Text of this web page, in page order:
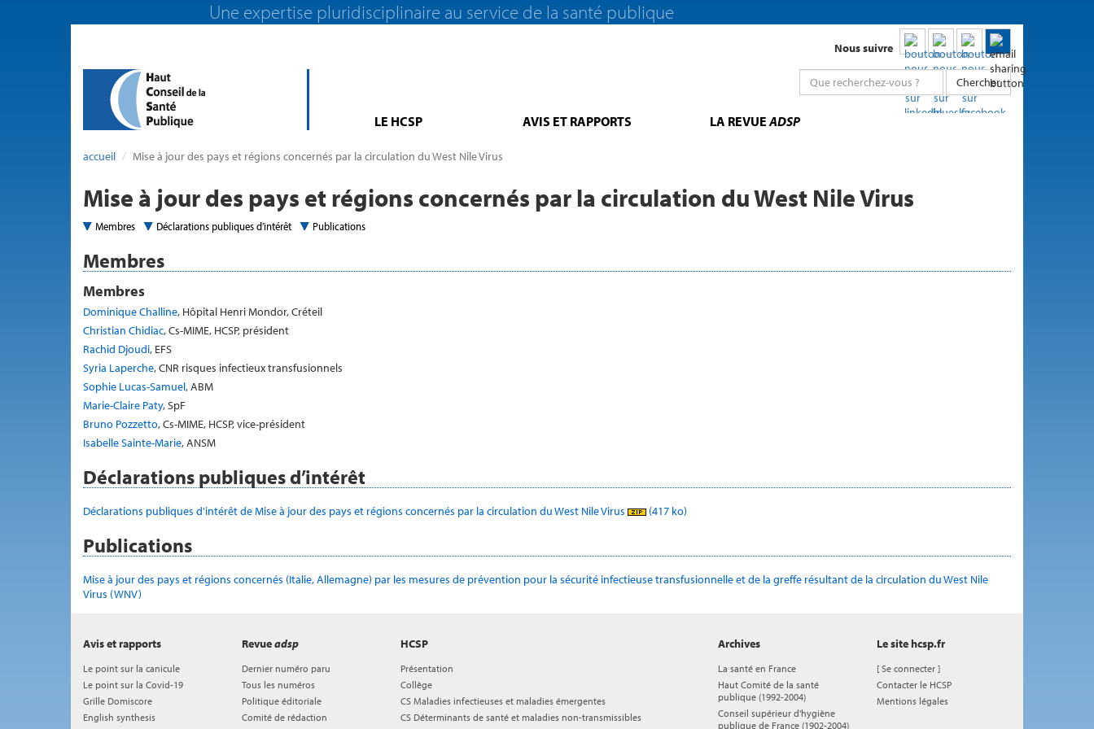
Une expertise pluridisciplinaire au service de la santé publique
Nous suivre
Chercher
LE HCSP AVIS ET RAPPORTS LA REVUEADSP
accueil Mise à jour des pays et régions concernés par la circulation du West Nile Virus
Mise à jour des pays et régions concernés par la circulation du West Nile Virus
Membres Déclarations publiques d’intérêt Publications
Membres
Membres
Dominique Challine, Hôpital Henri Mondor, Créteil
Christian Chidiac, Cs-MIME, HCSP, président
Rachid Djoudi, EFS
Syria Laperche, CNR risques infectieux transfusionnels
Sophie Lucas-Samuel, ABM
Marie-Claire Paty, SpF
Bruno Pozzetto, Cs-MIME, HCSP, vice-président
Isabelle Sainte-Marie, ANSM
Déclarations publiques d’intérêt
Déclarations publiques d'intérêt de Mise à jour des pays et régions concernés par la circulation du West Nile Virus (417 ko)
Publications
Mise à jour des pays et régions concernés (Italie, Allemagne) par les mesures de prévention pour la sécurité infectieuse transfusionnelle et de la greffe résultant de la circulation du West Nile
Virus (WNV)
HCSP
Présentation
Collège
CS Maladies infectieuses et maladies émergentes
CS Déterminants de santé et maladies non-transmissibles
Avis et rapports
Le point sur la canicule
Le point sur la Covid-19
Grille Domiscore
English synthesis
Revueadsp
Dernier numéro paru
Tous les numéros
Politique éditoriale
Comité de rédaction
Archives
La santé en France
Haut Comité de la santé
publique (1992-2004)
Conseil supérieur d'hygiène
publique de France (1902-2004)
Le site hcsp.fr
[Se connecter ]
Contacter le HCSP
Mentions légales